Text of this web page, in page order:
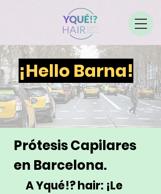
¡Hello Barna!
Prótesis Capilares
en Barcelona.
A Yqué!?hair: ¡Le